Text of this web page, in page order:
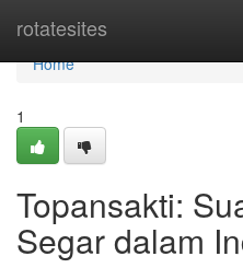
rotatesites
Home
Home
1
Topansakti:
Segar dalam